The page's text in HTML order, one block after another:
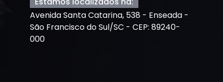
Avenida Santa Catarina, 538 - Enseada -
São Francisco do Sul/SC - CEP: 89240-
000